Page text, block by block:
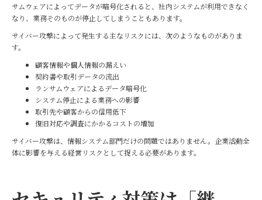
サムウェアによってデータが暗号化されると、社内システムが利用できなく
なり、業務そのものが停止してしまうこともあります。
サイバー攻撃によって発生する主なリスクには、次のようなものがありま
す。
顧客情報や個人情報の漏えい
契約書や取引データの流出
ランサムウェアによるデータ暗号化
システム停止による業務への影響
取引先や顧客からの信用低下
復旧対応や調査にかかるコストの増加
サイバー攻撃は、情報システム部門だけの問題ではありません。企業活動全
体に影響を与える経営リスクとして捉える必要があります。